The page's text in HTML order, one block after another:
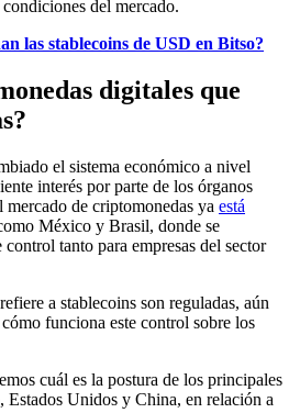
del mercado.
las stablecoins de USD en Bitso?
digitales que
el sistema económico a nivel
interés por parte de los órganos
de criptomonedas ya está
México y Brasil, donde se
tanto para empresas del sector
a stablecoins son reguladas, aún
funciona este control sobre los
cuál es la postura de los principales
Estados Unidos y China, en relación a